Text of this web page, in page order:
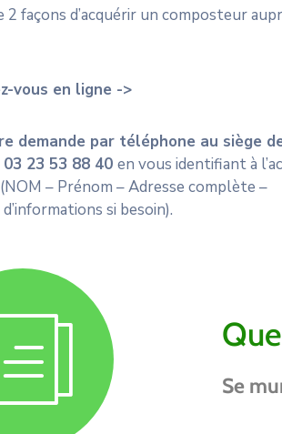
façons d’acquérir un composteur
vous en ligne ->
demande par téléphone au siège
03 23 53 88 40 en vous identifiant à
– Prénom – Adresse complète –
si besoin).
Se